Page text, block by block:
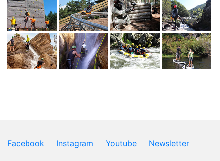
Facebook Instagram Youtube Newsletter